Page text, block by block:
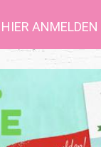
HIER ANMELDEN